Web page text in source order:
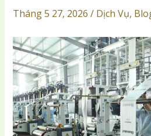
Tháng 5 27, 2026 / Dịch Vụ,